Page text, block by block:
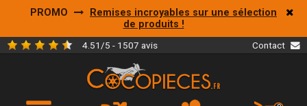
PROMO
Remises incroyables sur une sélection
de produits !
4.51/5 - 1507 avis Contact